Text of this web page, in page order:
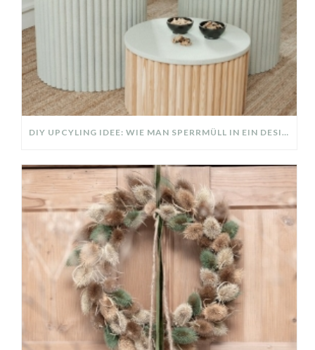
DIY UPCYLING IDEE: WIE MAN SPERRMÜLL IN EIN DESIGNER TEIL VERWANDELT